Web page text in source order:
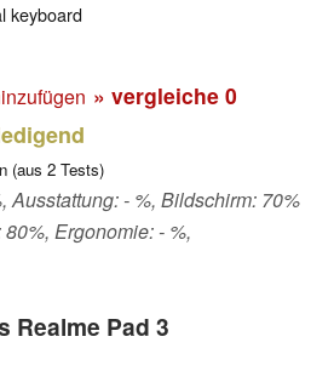
keyboard
» vergleiche 0
(aus 2 Tests)
Ausstattung: - %, Bildschirm: 70%
Ergonomie: - %,
Realme Pad 3